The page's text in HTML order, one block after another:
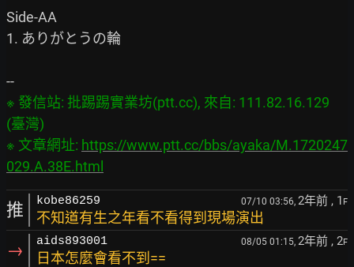
Side-AA
1. ありがとうの輪
※ 發信站: 批踢踢實業坊(ptt.cc), 來自: 111.82.16.129
(臺灣)
※ 文章網址: https://www.ptt.cc/bbs/ayaka/M.1720247
029.A.38E.html
推 kobe86259 07/10 03:56, 2年前 , 1 F
不知道有生之年看不看得到現場演出
→ aids893001 08/05 01:15, 2年前 , 2F
日本怎麼會看不到==